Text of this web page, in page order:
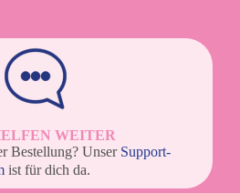
WEITER
Bestellung? Unser Support-
ist für dich da.